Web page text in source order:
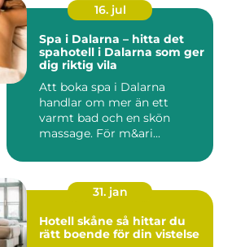
16. jul
Spa i Dalarna – hitta det
spahotell i Dalarna som ger
dig riktig vila
Att boka spa i Dalarna
handlar om mer än ett
varmt bad och en skön
massage. För m&ari...
31. jan
Hotell skåne så hittar du
rätt boende för din vistelse